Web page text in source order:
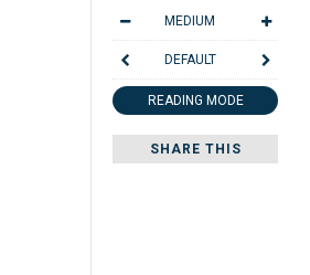
MEDIUM
DEFAULT
READING MODE
SHARE THIS